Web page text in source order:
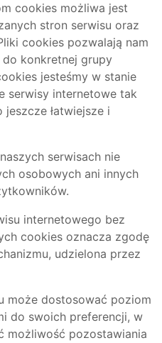
cookies możliwa jest
stron serwisu oraz
cookies pozwalają nam
konkretnej grupy
jesteśmy w stanie
serwisy internetowe tak
jeszcze łatwiejsze i
serwisach nie
osobowych ani innych
internetowego bez
cookies oznacza zgodę
udzielona przez
może dostosować poziom
do swoich preferencji, w
możliwość pozostawiania